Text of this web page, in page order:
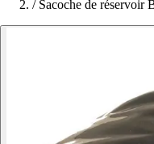
/ Sacoche de réservoir